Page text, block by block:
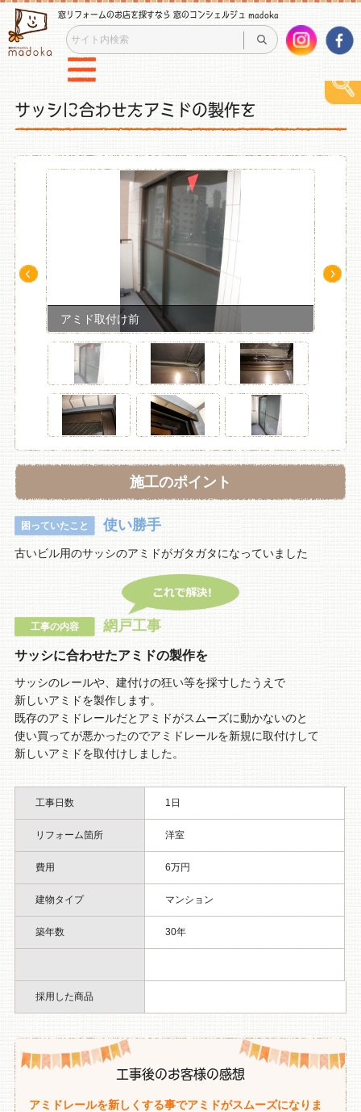
窓リフォームのお店を探すなら 窓のコンシェルジュ madoka
サッシに合わせたアミドの製作を
アミド取付け前
施工のポイント
困っていたこと 使い勝手
古いビル用のサッシのアミドがガタガタになっていました
工事の内容 網戸工事
サッシに合わせたアミドの製作を
サッシのレールや、建付けの狂い等を採寸したうえで
新しいアミドを製作します。
既存のアミドレールだとアミドがスムーズに動かないのと
使い買ってが悪かったのでアミドレールを新規に取付けして
新しいアミドを取付けしました。
工事日数 1日
リフォーム箇所 洋室
費用 6万円
建物タイプ マンション
築年数 30年
採用した商品
工事後のお客様の感想
アミドレールを新しくする事でアミドがスムーズになりま